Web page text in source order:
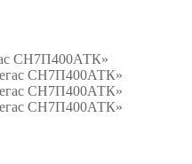
СН7П400АТК»